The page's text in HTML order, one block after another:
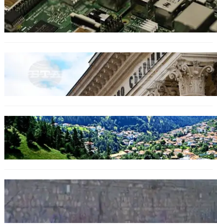
Кои българи се осигуряват на новия таван
от 2300 евро.
БЕЗ КАТЕГОРИЯ
Дрон се взриви край Кардам: България
търси отговори за произхода му.
БЪЛГАРИЯ
Полицията алармира за нова схема с
фалшиви лечители и „вълшебни“ мехлеми
БЪЛГАРИЯ
Ограничават движението по улица
„Вълноломна“ във Варна